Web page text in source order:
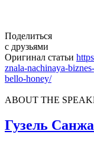
Поделиться
с друзьями
Оригинал статьи
znala-nachinaya-
bello-honey/
ABOUT THE
Гузель